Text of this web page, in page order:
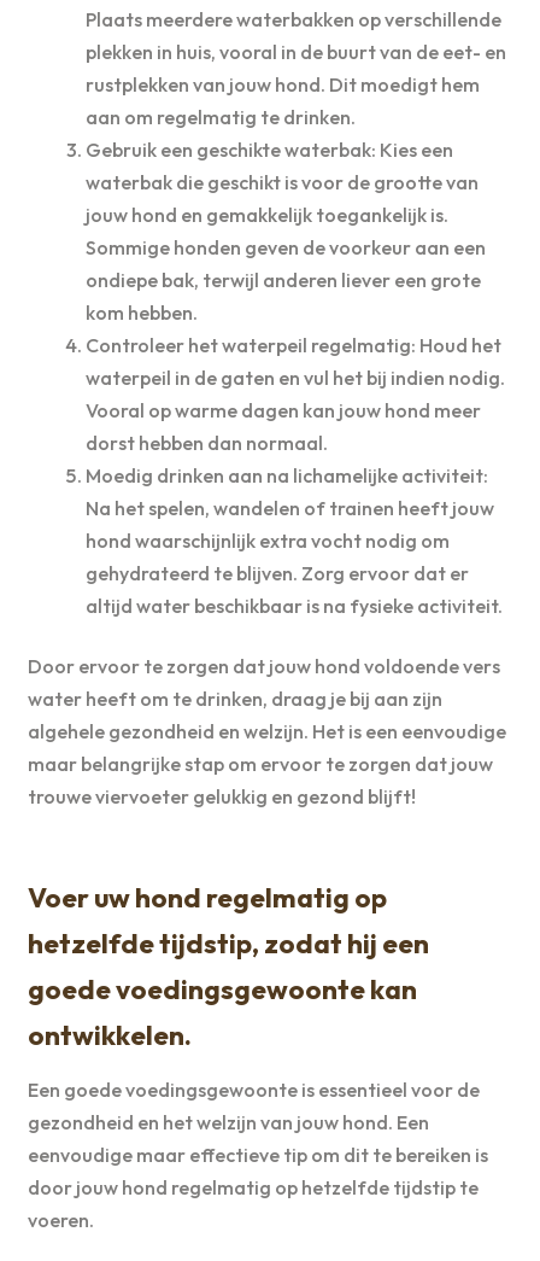
Plaats meerdere waterbakken op verschillende
plekken in huis, vooral in de buurt van de eet- en
rustplekken van jouw hond. Dit moedigt hem
aan om regelmatig te drinken.
Gebruik een geschikte waterbak: Kies een
waterbak die geschikt is voor de grootte van
jouw hond en gemakkelijk toegankelijk is.
Sommige honden geven de voorkeur aan een
ondiepe bak, terwijl anderen liever een grote
kom hebben.
Controleer het waterpeil regelmatig: Houd het
waterpeil in de gaten en vul het bij indien nodig.
Vooral op warme dagen kan jouw hond meer
dorst hebben dan normaal.
Moedig drinken aan na lichamelijke activiteit:
Na het spelen, wandelen of trainen heeft jouw
hond waarschijnlijk extra vocht nodig om
gehydrateerd te blijven. Zorg ervoor dat er
altijd water beschikbaar is na fysieke activiteit.
Door ervoor te zorgen dat jouw hond voldoende vers
water heeft om te drinken, draag je bij aan zijn
algehele gezondheid en welzijn. Het is een eenvoudige
maar belangrijke stap om ervoor te zorgen dat jouw
trouwe viervoeter gelukkig en gezond blijft!
Voer uw hond regelmatig op
hetzelfde tijdstip, zodat hij een
goede voedingsgewoonte kan
ontwikkelen.
Een goede voedingsgewoonte is essentieel voor de
gezondheid en het welzijn van jouw hond. Een
eenvoudige maar effectieve tip om dit te bereiken is
door jouw hond regelmatig op hetzelfde tijdstip te
voeren.